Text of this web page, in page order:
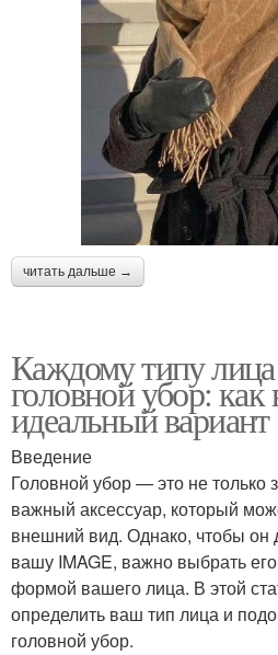
читать дальше →
Каждому типу
головной убор: как
идеальный вариант
Введение
Головной убор — это не только
важный аксессуар, который
внешний вид. Однако, чтобы он
вашу IMAGE, важно выбрать его
формой вашего лица. В этой
определить ваш тип лица и
головной убор.